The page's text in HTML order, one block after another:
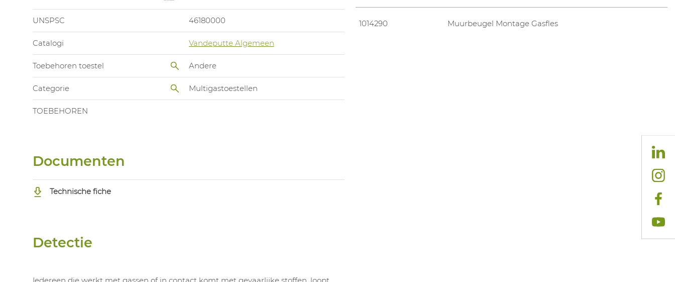
UNSPSC 46180000
Catalogi Vandeputte Algemeen
Toebehoren toestel Andere
Categorie Multigastoestellen
TOEBEHOREN
1014290 Muurbeugel Montage Gasfles
Documenten
Technische fiche
Detectie
Iedereen die werkt met gassen of in contact komt met gevaarlijke stoffen, loopt